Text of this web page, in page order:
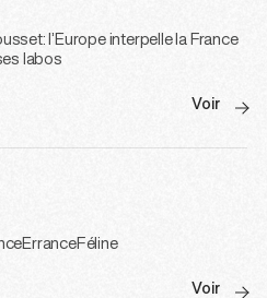
l’Europe interpelle la France
labos
Voir
Voir